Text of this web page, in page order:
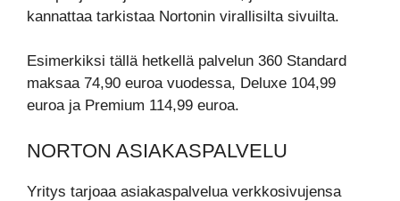
kannattaa tarkistaa Nortonin virallisilta sivuilta.
Esimerkiksi tällä hetkellä palvelun 360 Standard
maksaa 74,90 euroa vuodessa, Deluxe 104,99
euroa ja Premium 114,99 euroa.
NORTON ASIAKASPALVELU
Yritys tarjoaa asiakaspalvelua verkkosivujensa